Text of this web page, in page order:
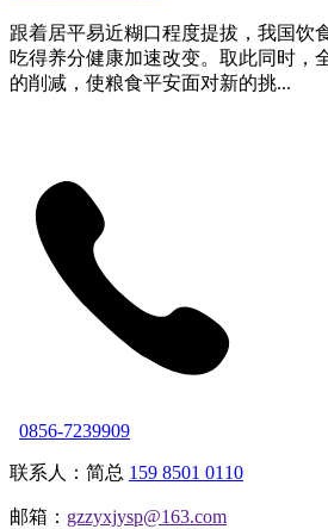
跟着居平易近糊口程度提拔，我国饮
吃得养分健康加速改变。取此同时，
的削减，使粮食平安面对新的挑...
0856-7239909
联系人：简总 159 8501 0110
邮箱： gzzyxjysp@163.com